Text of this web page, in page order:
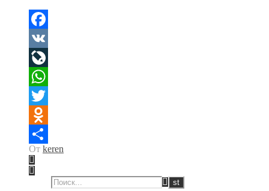
Facebook
VK
LiveJournal
WhatsApp
Twitter
Odnoklassniki
Отправить
От keren